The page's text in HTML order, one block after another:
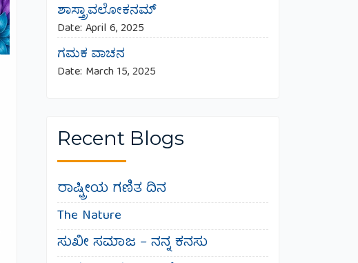
ಶಾಸ್ತ್ರಾವಲೋಕನಮ್
Date: April 6, 2025
ಗಮಕ ವಾಚನ
Date: March 15, 2025
Recent Blogs
ರಾಷ್ಟ್ರೀಯ ಗಣಿತ ದಿನ
The Nature
ಸುಖೀ ಸಮಾಜ – ನನ್ನ ಕನಸು